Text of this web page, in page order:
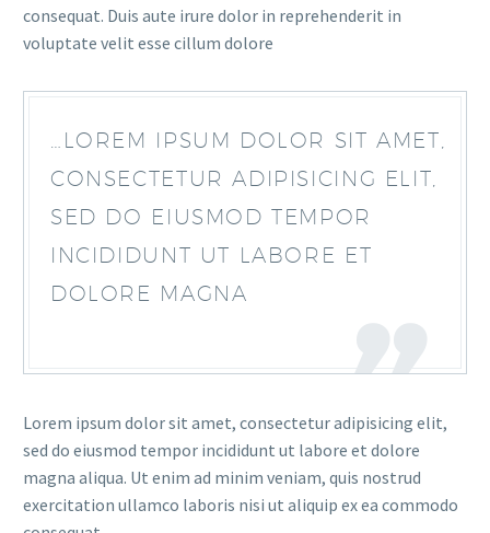
consequat. Duis aute irure dolor in reprehenderit in
voluptate velit esse cillum dolore
…LOREM IPSUM DOLOR SIT AMET,
CONSECTETUR ADIPISICING ELIT,
SED DO EIUSMOD TEMPOR
INCIDIDUNT UT LABORE ET
DOLORE MAGNA
Lorem ipsum dolor sit amet, consectetur adipisicing elit,
sed do eiusmod tempor incididunt ut labore et dolore
magna aliqua. Ut enim ad minim veniam, quis nostrud
exercitation ullamco laboris nisi ut aliquip ex ea commodo